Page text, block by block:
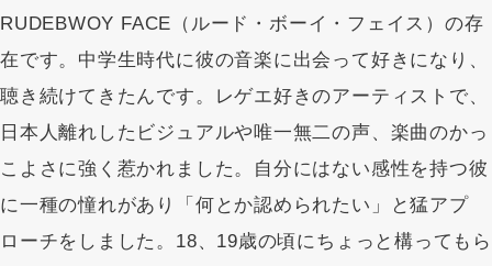
RUDEBWOY FACE（ルード・ボーイ・フェイス）の存
在です。中学生時代に彼の音楽に出会って好きになり、
聴き続けてきたんです。レゲエ好きのアーティストで、
日本人離れしたビジュアルや唯一無二の声、楽曲のかっ
こよさに強く惹かれました。自分にはない感性を持つ彼
に一種の憧れがあり「何とか認められたい」と猛アプ
ローチをしました。18、19歳の頃にちょっと構ってもら